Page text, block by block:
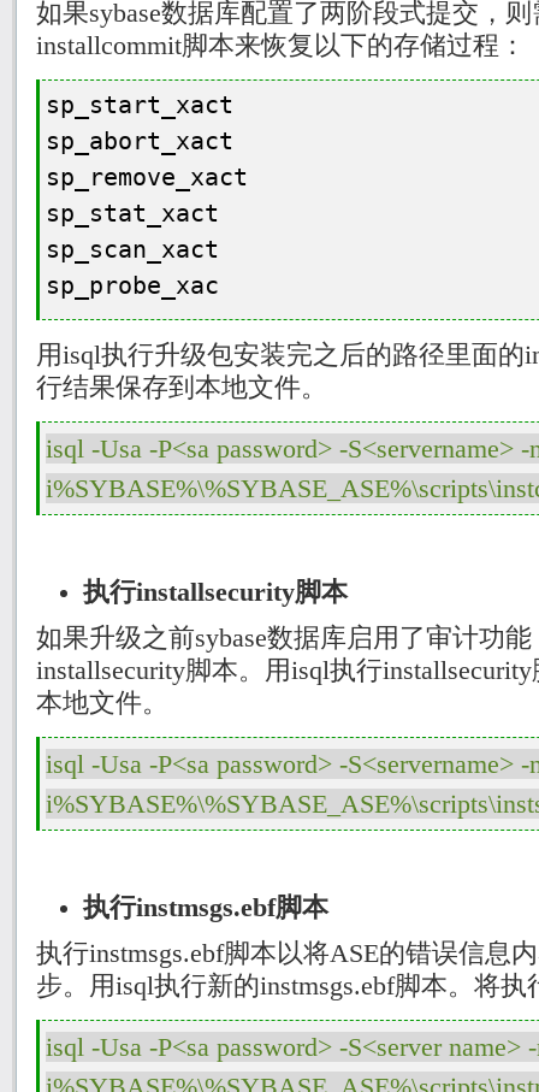
如果sybase数据库配置了两阶段式提交，
installcommit脚本来恢复以下的存储过程：
sp_start_xact
sp_abort_xact
sp_remove_xact
sp_stat_xact
sp_scan_xact
sp_probe_xac
用isql执行升级包安装完之后的路径里面的
行结果保存到本地文件。
isql -Usa -P<sa password> -S<servername> -
执行installsecurity脚本
如果升级之前sybase数据库启用了审计功
installsecurity脚本。用isql执行installsecurity
本地文件。
isql -Usa -P<sa password> -S<servername> -
执行instmsgs.ebf脚本
执行instmsgs.ebf脚本以将ASE的错误信息
步。用isql执行新的instmsgs.ebf脚本。将执
isql -Usa -P<sa password> -S<server name>